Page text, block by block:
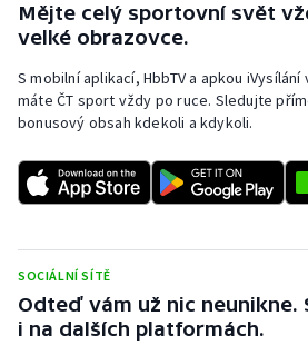
Ragby
Rychlobruslení
Rychlostní kanoistika
Short track
Stolní tenis
Triatlon
Mějte celý sportovní svět
velké obrazovce.
S mobilní aplikací, HbbTV a apkou
máte ČT sport vždy po ruce. Sledujte
bonusový obsah kdekoli a kdykoli.
SOCIÁLNÍ SÍTĚ
Odteď vám už nic neunikne.
i na dalších platformách.